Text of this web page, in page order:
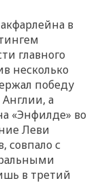
в
главного
несколько
победу
а
«Энфилде» во
Леви
совпало с
в третий